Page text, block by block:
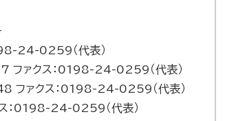
24-0259（代表）
ァクス：0198-24-0259（代表）
ファクス：0198-24-0259（代表）
：0198-24-0259（代表）